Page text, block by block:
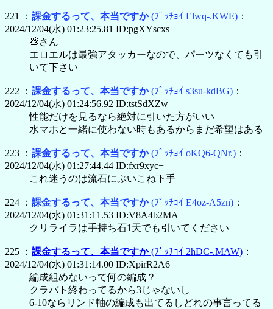
221 ： 課金するって、本当ですか(ﾌﾟｯﾁｮｲ Elwq-.KWE) ：
2024/12/04(水) 01:23:25.81 ID:pgXYscxs
💩さん
エロエルは最強アタッカーなので、パーツなくても引
いて下さい
222 ： 課金するって、本当ですか(ﾌﾟｯﾁｮｲ s3su-kdBG) ：
2024/12/04(水) 01:24:56.92 ID:tstSdXZw
性能だけを見るなら絶対に引いた方がいい
水マホと一緒に使わない時もあるからまだ希望はある
223 ： 課金するって、本当ですか(ﾌﾟｯﾁｮｲ oKQ6-QNr.) ：
2024/12/04(水) 01:27:44.44 ID:fxr9xyc+
これ迷うのは流石にぷいこね下手
224 ： 課金するって、本当ですか(ﾌﾟｯﾁｮｲ E4oz-A5zn) ：
2024/12/04(水) 01:31:11.53 ID:V8A4b2MA
クリライラは手持ち石1天でも引いてください
225 ： 課金するって、本当ですか(ﾌﾟｯﾁｮｲ 2hDC-.MAW) ：
2024/12/04(水) 01:31:14.00 ID:XpirR2A6
編成組めないって何の編成？
クラバト終わってるから3じゃないし
6-10ならリンド軸の編成も出てるしどれの事言ってる